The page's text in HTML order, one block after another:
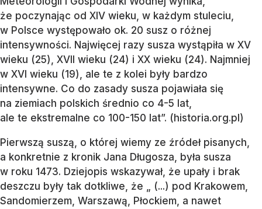
że poczynając od XIV wieku, w każdym stuleciu,
w Polsce występowało ok. 20 susz o różnej
intensywności. Najwięcej razy susza wystąpiła w XV
wieku (25), XVII wieku (24) i XX wieku (24). Najmniej
w XVI wieku (19), ale te z kolei były bardzo
intensywne. Co do zasady susza pojawiała się
na ziemiach polskich średnio co 4-5 lat,
ale te ekstremalne co 100-150 lat”. (historia.org.pl)
Pierwszą suszą, o której wiemy ze źródeł pisanych,
a konkretnie z kronik Jana Długosza, była susza
w roku 1473. Dziejopis wskazywał, że upały i brak
deszczu były tak dotkliwe, że „ (...) pod Krakowem,
Sandomierzem, Warszawą, Płockiem, a nawet